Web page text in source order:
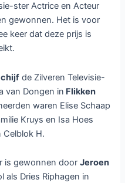
ster Actrice en Acteur
gewonnen. Het is voor
keer dat deze prijs is
de Zilveren Televisie-
van Dongen in Flikken
waren Elise Schaap
Kruys en Isa Hoes
Celblok H.
is gewonnen doorJeroen
als Dries Riphagen in